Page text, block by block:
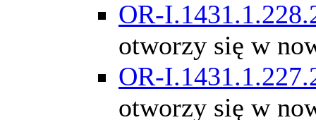
OR-
otworzy się w
OR-
otworzy się w